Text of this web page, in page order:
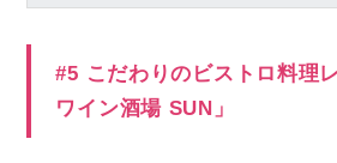
#5 こだわりのビストロ料理
ワイン酒場 SUN」